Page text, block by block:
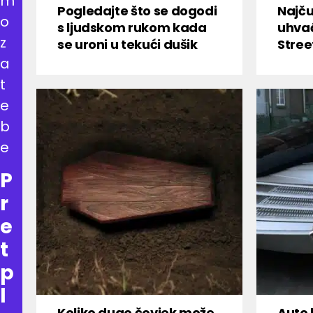
Pogledajte što se dogodi
s ljudskom rukom kada
se uroni u tekući dušik
o
z
a
t
e
b
e
P
r
e
t
p
l